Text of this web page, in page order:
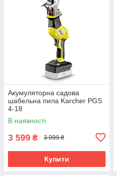
Акумуляторна садова
шабельна пила Karcher PGS
4-18
В наявності
3 599 ₴ 3 999 ₴
Купити